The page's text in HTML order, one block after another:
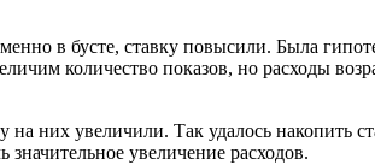
в бусте, ставку повысили. Была
количество показов, но расходы
них увеличили. Так удалось накопить
увеличение расходов.